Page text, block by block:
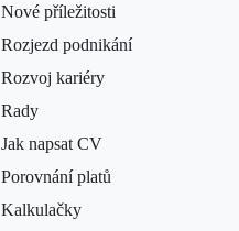
Nové příležitosti
Rozjezd podnikání
Rozvoj kariéry
Rady
Jak napsat CV
Porovnání platů
Kalkulačky